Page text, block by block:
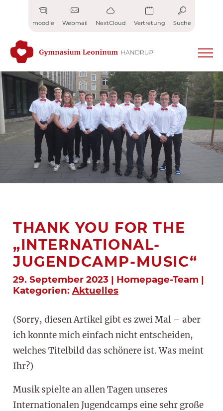
moodle Webmail NextCloud Vertretung Suche
THANK YOU FOR THE
„INTERNATIONAL-
JUGENDCAMP-MUSIC“
29. September 2023 | Homepage-Team |
Kategorien: Aktuelles
(Sorry, diesen Artikel gibt es zwei Mal – aber
ich konnte mich einfach nicht entscheiden,
welches Titelbild das schönere ist. Was meint
Ihr?)
Musik spielte an allen Tagen unseres
Internationalen Jugendcamps eine sehr große